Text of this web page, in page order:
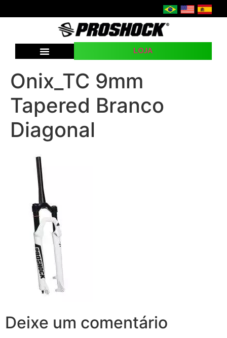
LOJA
Onix_TC 9mm
Tapered Branco
Diagonal
Deixe um comentário